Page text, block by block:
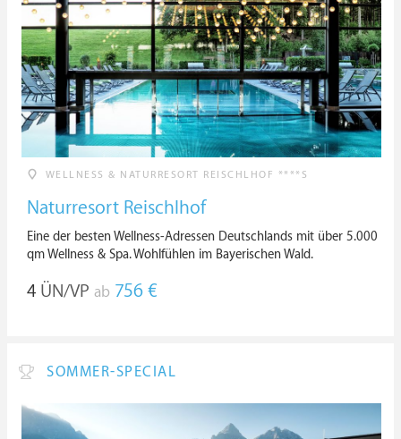
WELLNESS & NATURRESORT REISCHLHOF ****S
Naturresort Reischlhof
Eine der besten Wellness-Adressen Deutschlands mit über 5.000
qm Wellness & Spa. Wohlfühlen im Bayerischen Wald.
4 ÜN/VP ab 756 €
SOMMER-SPECIAL